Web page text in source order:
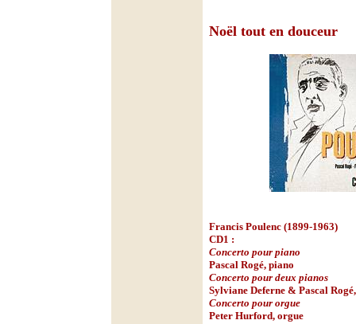
Noël tout en douceur
Francis Poulenc (1899-1963)
CD1 :
Concerto pour piano
Pascal Rogé, piano
Concerto pour deux pianos
Sylviane Deferne & Pascal
Concerto pour orgue
Peter Hurford, orgue